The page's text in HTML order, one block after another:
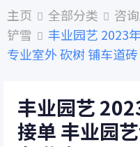
主页 全部分类 咨
铲雪
丰业园艺 2023
专业室外 砍树 铺车道砖
丰业园艺
接单 丰业园